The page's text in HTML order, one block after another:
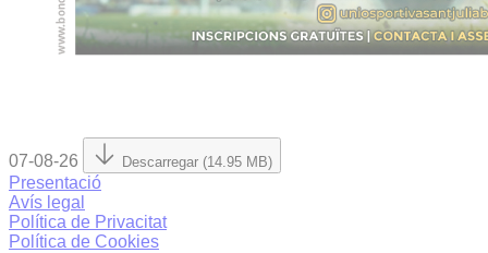
07-08-26 Descarregar (14.95 MB)
Presentació
Avís legal
Política de Privacitat
Política de Cookies